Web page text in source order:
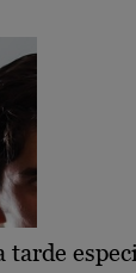
tarde